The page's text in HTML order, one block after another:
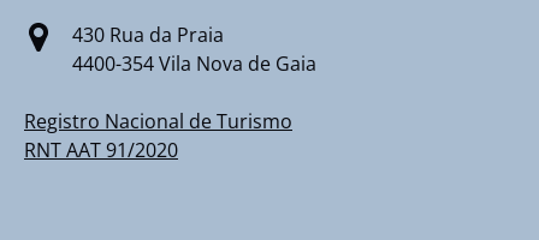
430 Rua da Praia
4400-354 Vila Nova de Gaia
Registro Nacional de Turismo
RNT AAT 91/2020